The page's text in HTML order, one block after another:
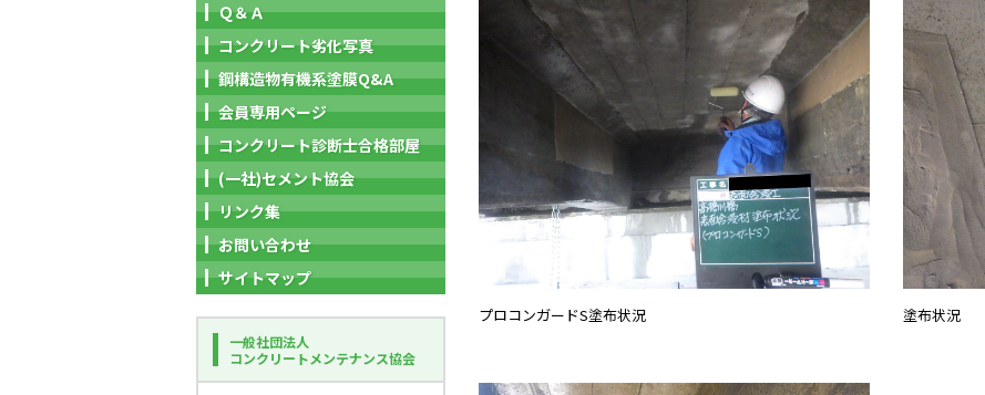
プロコンガードS塗布状況 塗布状況
Ｑ＆Ａ
コンクリート劣化写真
鋼構造物有機系塗膜Q&A
会員専用ページ
コンクリート診断士合格部屋
(一社)セメント協会
リンク集
お問い合わせ
サイトマップ
一般社団法人
コンクリートメンテナンス協会